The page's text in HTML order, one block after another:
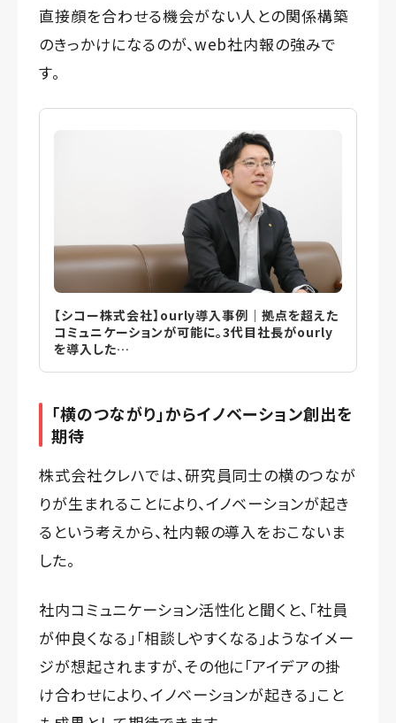
直接顔を合わせる機会がない人との関係構築
のきっかけになるのが、web社内報の強みで
す。
【シコー株式会社】ourly導入事例｜拠点を超えた
コミュニケーションが可能に。3代目社長がourly
を導入した…
「横のつながり」からイノベーション創出を
期待
株式会社クレハでは、研究員同士の横のつなが
りが生まれることにより、イノベーションが起き
るという考えから、社内報の導入をおこないま
した。
社内コミュニケーション活性化と聞くと、「社員
が仲良くなる」「相談しやすくなる」ようなイメー
ジが想起されますが、その他に「アイデアの掛
け合わせにより、イノベーションが起きる」こと